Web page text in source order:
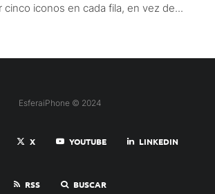
cinco iconos en cada fila, en vez de...
EsferaiPhone © 2024
X YOUTUBE LINKEDIN
RSS BUSCAR